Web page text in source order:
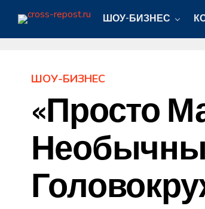
ШОУ-БИЗНЕС
ШОУ-БИЗНЕС
«Просто